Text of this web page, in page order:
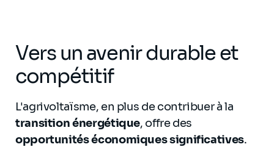
Vers un avenir durable et
compétitif
L'agrivoltaïsme, en plus de contribuer à la
transition énergétique, offre des
opportunités économiques significatives.